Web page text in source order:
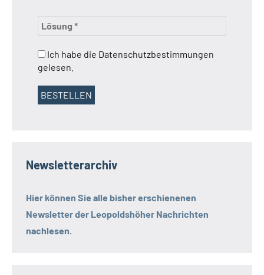
Ich habe die Datenschutzbestimmungen
gelesen.
Newsletterarchiv
Hier können Sie alle bisher erschienenen
Newsletter der Leopoldshöher Nachrichten
nachlesen.